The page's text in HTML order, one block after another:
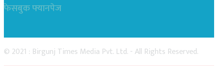
फेसबुक फ्यानपेज
© 2021 : Birgunj Times Media Pvt. Ltd. - All Rights Reserved.